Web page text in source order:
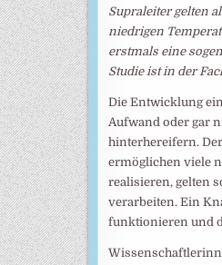
Supraleiter gelten
niedrigen
erstmals eine
Studie ist in der
Die Entwicklung
Aufwand oder gar
hinterhereifern.
ermöglichen viele
realisieren, gelten
verarbeiten. Ein
funktionieren und